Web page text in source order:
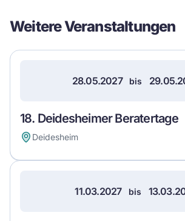
Details
Weitere Veranstaltungen
28.05.2027 bis
18. Deidesheimer Beratertage
Deidesheim
11.03.2027 bis